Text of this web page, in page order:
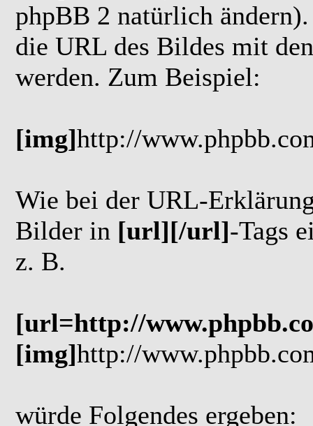
phpBB 2 natürlich
die URL des Bildes mit
werden. Zum Beispiel:
[img]http://
Wie bei der URL-
Bilder in [url][/url]-Tags
z. B.
[url=http://
[img]http://
würde Folgendes ergeben: